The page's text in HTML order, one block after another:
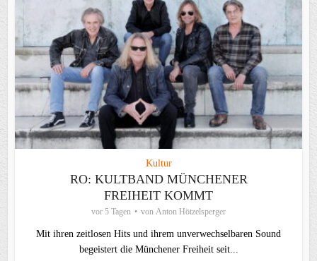
Kultur
RO: KULTBAND MÜNCHENER
FREIHEIT KOMMT
vor 5 Tagen von Anton Hötzelsperger
Mit ihren zeitlosen Hits und ihrem unverwechselbaren Sound
begeistert die Münchener Freiheit seit...